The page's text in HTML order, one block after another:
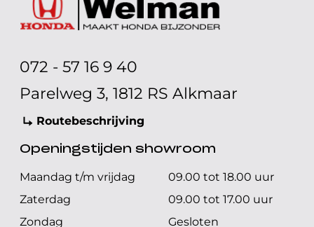
072 - 57 16 9 40
Parelweg 3, 1812 RS Alkmaar
Routebeschrijving
Openingstijden showroom
Maandag t/m vrijdag
09.00 tot 18.00 uur
Zaterdag
09.00 tot 17.00 uur
Zondag
Gesloten